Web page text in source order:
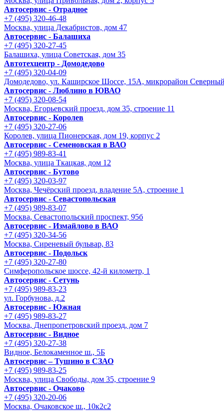
Автосервис - Отрадное
+7 (495) 320-46-48
Москва, улица Декабристов, дом 47
Автосервис - Балашиха
+7 (495) 320-27-45
Балашиха, улица Советская, дом 35
Автотехцентр - Домодедово
+7 (495) 320-04-09
Домодедово, ул. Каширское Шоссе, 15А, микрорайон
Автосервис - Люблино в ЮВАО
+7 (495) 320-08-54
Москва, Егорьевский проезд, дом 35, строение 11
Автосервис - Королев
+7 (495) 320-27-06
Королев, улица Пионерская, дом 19, корпус 2
Автосервис - Семеновская в ВАО
+7 (495) 989-83-41
Москва, улица Ткацкая, дом 12
Автосервис - Бутово
+7 (495) 320-03-97
Москва, Чечёрский проезд, владение 5А, строение 1
Автосервис - Cевастопольская
+7 (495) 989-83-07
Москва, Севастопольский проспект, 95б
Автосервис - Измайлово в ВАО
+7 (495) 320-34-56
Москва, Сиреневый бульвар, 83
Автосервис - Подольск
+7 (495) 320-27-80
Симферопольское шоссе, 42-й километр, 1
Автосервис - Сетунь
+7 (495) 989-83-23
ул. Горбунова, д.2
Автосервис - Южная
+7 (495) 989-83-27
Москва, Днепропетровский проезд, дом 7
Автосервис - Видное
+7 (495) 320-27-38
Видное, Белокаменное ш., 5Б
Автосервис – Тушино в СЗАО
+7 (495) 989-83-25
Москва, улица Свободы, дом 35, строение 9
Автосервис - Очаково
+7 (495) 320-20-06
Москва, Очаковское ш., 10к2с2